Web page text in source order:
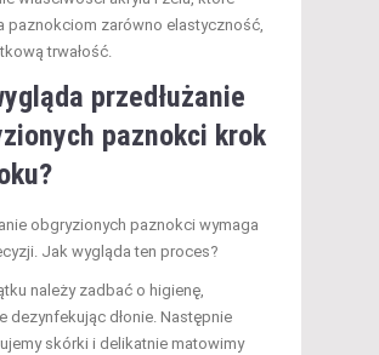
paznokciom zarówno elastyczność,
trwałość.
przedłużanie
paznokci krok
obgryzionych paznokci wymaga
Jak wygląda ten proces?
należy zadbać o higienę,
dezynfekując dłonie. Następnie
skórki i delikatnie matowimy